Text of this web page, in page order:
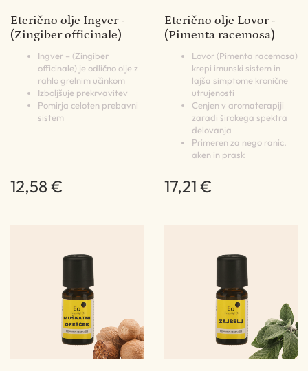
Eterično olje Ingver -
(Zingiber officinale)
Ingver – (Zingiber
officinale) je odlično olje z
rahlo grelnim učinkom
Izboljšuje prekrvavitev
Pomirja celoten prebavni
sistem
12,58 €
Eterično olje Lovor -
(Pimenta racemosa)
Lovor (Pimenta racemosa)
krepi imunski sistem in
lajša simptome kronične
utrujenosti
Cenjen v aromaterapiji
zaradi širokega spektra
delovanja
Primeren za nego ranic,
aken in prask
17,21 €